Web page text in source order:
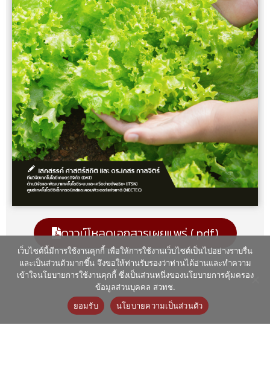
ดาวน์โหลดเอกสารเผยแพร่​ (.pdf)
เว็บไซต์นี้มีการใช้งานคุกกี้ เพื่อให้การใช้งานเว็บไซต์เป็นไปอย่างราบรื่น
และเป็นส่วนตัวมากขึ้น จึงขอให้ท่านรับรองว่าท่านได้อ่านและทำความ
เข้าใจนโยบายการใช้งานคุกกี้ ซึ่งเป็นส่วนหนึ่งของนโยบายการคุ้มครอง
ข้อมูลส่วนบุคคล สวทช.
ยอมรับ
นโยบายความเป็นส่วนตัว